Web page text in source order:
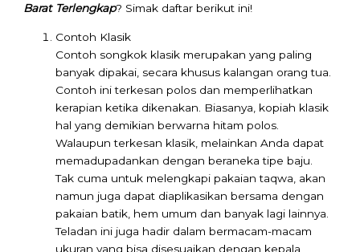
Barat Terlengkap? Simak daftar berikut ini!
Contoh Klasik
Contoh songkok klasik merupakan yang paling
banyak dipakai, secara khusus kalangan orang tua.
Contoh ini terkesan polos dan memperlihatkan
kerapian ketika dikenakan. Biasanya, kopiah klasik
hal yang demikian berwarna hitam polos.
Walaupun terkesan klasik, melainkan Anda dapat
memadupadankan dengan beraneka tipe baju.
Tak cuma untuk melengkapi pakaian taqwa, akan
namun juga dapat diaplikasikan bersama dengan
pakaian batik, hem umum dan banyak lagi lainnya.
Teladan ini juga hadir dalam bermacam-macam
ukuran yang bisa disesuaikan dengan kepala